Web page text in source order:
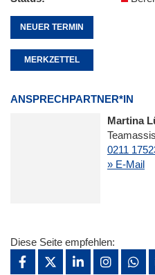
NEUER TERMIN
MERKZETTEL
ANSPRECHPARTNER*IN
Martina
0211
» E-Mail
Diese Seite empfehlen: